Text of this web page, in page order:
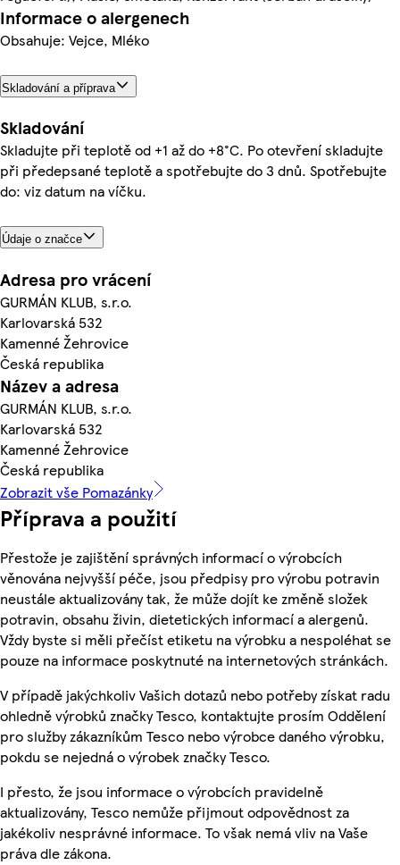
Informace o alergenech
Obsahuje: Vejce, Mléko
Skladování a příprava
Skladování
Skladujte při teplotě od +1 až do +8°C. Po otevření skladujte
při předepsané teplotě a spotřebujte do 3 dnů. Spotřebujte
do: viz datum na víčku.
Údaje o značce
Adresa pro vrácení
GURMÁN KLUB, s.r.o.
Karlovarská 532
Kamenné Žehrovice
Česká republika
Název a adresa
GURMÁN KLUB, s.r.o.
Karlovarská 532
Kamenné Žehrovice
Česká republika
Zobrazit vše Pomazánky
Příprava a použití
Přestože je zajištění správných informací o výrobcích
věnována nejvyšší péče, jsou předpisy pro výrobu potravin
neustále aktualizovány tak, že může dojít ke změně složek
potravin, obsahu živin, dietetických informací a alergenů.
Vždy byste si měli přečíst etiketu na výrobku a nespoléhat se
pouze na informace poskytnuté na internetových stránkách.
V případě jakýchkoliv Vašich dotazů nebo potřeby získat radu
ohledně výrobků značky Tesco, kontaktujte prosím Oddělení
pro služby zákazníkům Tesco nebo výrobce daného výrobku,
pokdu se nejedná o výrobek značky Tesco.
I přesto, že jsou informace o výrobcích pravidelně
aktualizovány, Tesco nemůže přijmout odpovědnost za
jakékoliv nesprávné informace. To však nemá vliv na Vaše
práva dle zákona.